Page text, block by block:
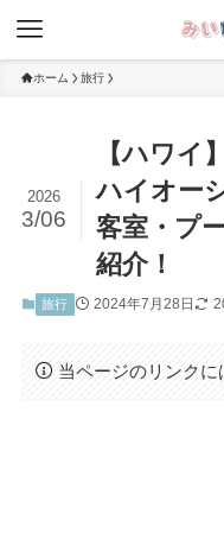
ホーム 旅行
【ハワイ
ハイオー
客室・プ
紹介！
2026
3/06
旅行 2024年7月28日
当ページのリンクに